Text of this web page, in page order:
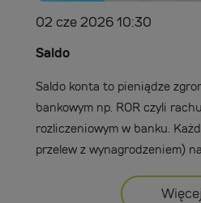
02 cze 2026 10:30
Saldo
Saldo konta to pieniądze
bankowym np. ROR czyli
rozliczeniowym w banku.
przelew z wynagrodzeniem)
Więcej